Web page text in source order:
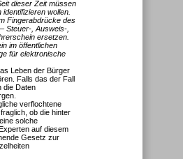
dieser Zeit müssen
wollen.
Fingerabdrücke des
Steuer-, Ausweis-,
ersetzen.
im öffentlichen
für elektronische
Leben der Bürger
Falls das der Fall
die Daten
verflochtene
ob die hinter
solche
auf diesem
Gesetz zur